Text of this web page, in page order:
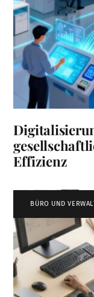
Effizienz
BÜRO UND